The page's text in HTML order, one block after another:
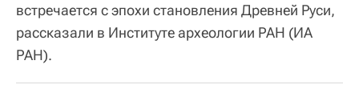
встречается с эпохи становления Древней Руси,
рассказали в Институте археологии РАН (ИА
РАН).